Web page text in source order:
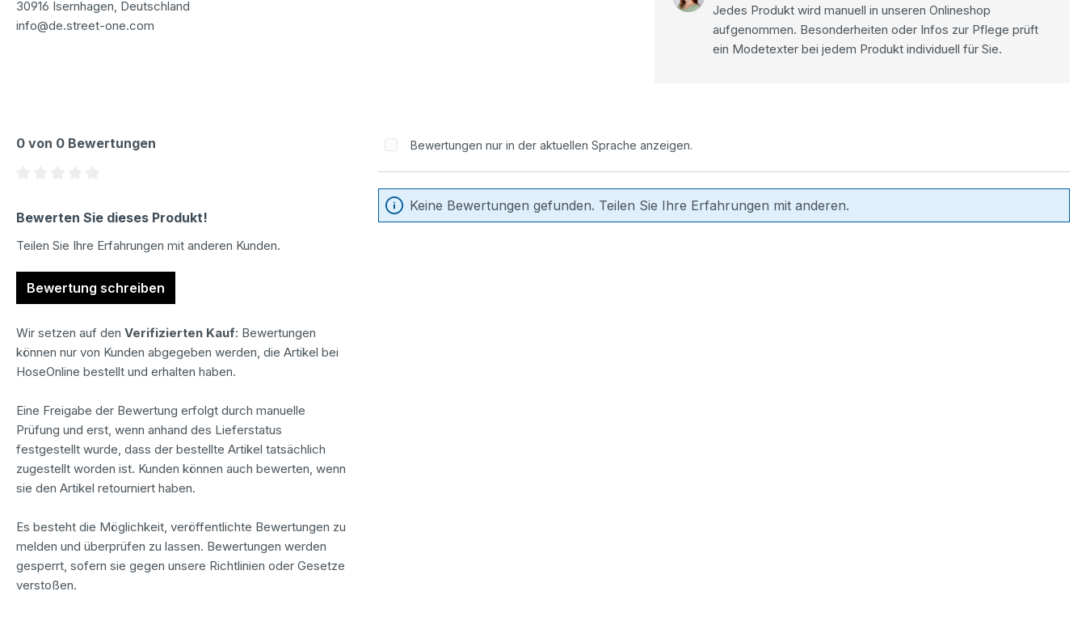
30916 Isernhagen, Deutschland
info@de.street-one.com
Jedes Produkt wird manuell in unseren Onlineshop
aufgenommen. Besonderheiten oder Infos zur Pflege prüft
ein Modetexter bei jedem Produkt individuell für Sie.
0 von 0 Bewertungen
Bewerten Sie dieses Produkt!
Teilen Sie Ihre Erfahrungen mit anderen Kunden.
Bewertung schreiben
Wir setzen auf den Verifizierten Kauf: Bewertungen
können nur von Kunden abgegeben werden, die Artikel bei
HoseOnline bestellt und erhalten haben.
Eine Freigabe der Bewertung erfolgt durch manuelle
Prüfung und erst, wenn anhand des Lieferstatus
festgestellt wurde, dass der bestellte Artikel tatsächlich
zugestellt worden ist. Kunden können auch bewerten, wenn
sie den Artikel retourniert haben.
Es besteht die Möglichkeit, veröffentlichte Bewertungen zu
melden und überprüfen zu lassen. Bewertungen werden
gesperrt, sofern sie gegen unsere Richtlinien oder Gesetze
verstoßen.
Bewertungen nur in der aktuellen Sprache anzeigen.
Keine Bewertungen gefunden. Teilen Sie Ihre Erfahrungen mit anderen.